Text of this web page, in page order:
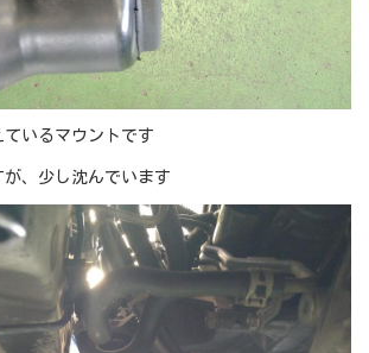
いるマウントです
、少し沈んでいます